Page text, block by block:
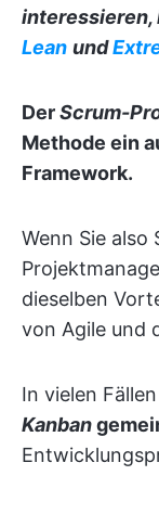
interessieren,
Lean und
DerScrum-
Methode ein
Framework.
Wenn Sie also
dieselben
von Agile und
In vielen
Kanban